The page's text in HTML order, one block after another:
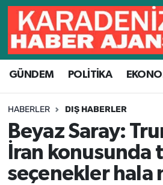
GÜNDEM POLİTİKA
HABERLER DIŞ HABERLER
Beyaz Saray:
İran konusunda
seçenekler hala
Hava Durumu
Trafik Durumu
Süper Lig Puan Durumu
Tüm Manşetler
Son Dakika Haberleri